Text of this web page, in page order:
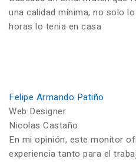
una calidad mínima, no solo
horas lo tenia en casa
Felipe Armando Patiño
Web Designer
Nicolas Castaño
En mi opinión, este monitor
experiencia tanto para el